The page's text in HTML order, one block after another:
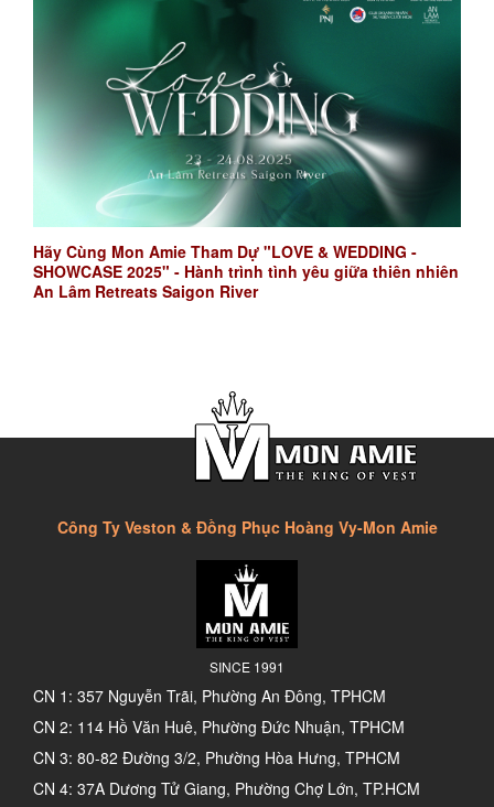
Hãy Cùng Mon Amie Tham Dự "LOVE & WEDDING -
SHOWCASE 2025" - Hành trình tình yêu giữa thiên nhiên
An Lâm Retreats Saigon River
Công Ty Veston & Đồng Phục Hoàng Vy-Mon Amie
SINCE 1991
CN 1: 357 Nguyễn Trãi, Phường An Đông, TPHCM
CN 2: 114 Hồ Văn Huê, Phường Đức Nhuận, TPHCM
CN 3: 80-82 Đường 3/2, Phường Hòa Hưng, TPHCM
CN 4: 37A Dương Tử Giang, Phường Chợ Lớn, TP.HCM